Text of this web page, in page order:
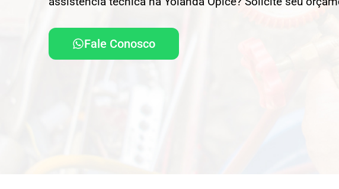
Fale Conosco